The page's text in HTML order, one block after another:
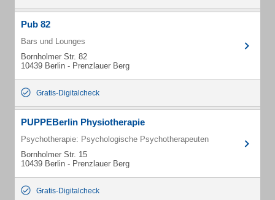
Pub 82
Bars und Lounges
Bornholmer Str. 82
10439 Berlin - Prenzlauer Berg
Gratis-Digitalcheck
PUPPEBerlin Physiotherapie
Psychotherapie: Psychologische Psychotherapeuten
Bornholmer Str. 15
10439 Berlin - Prenzlauer Berg
Gratis-Digitalcheck